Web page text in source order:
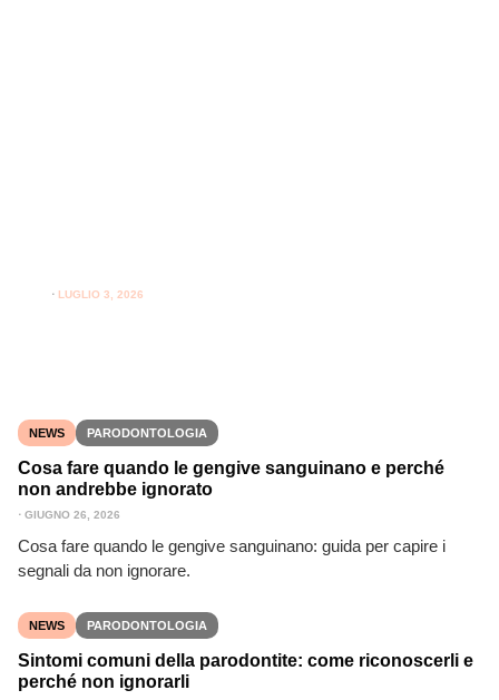
⋅ LUGLIO 3, 2026
NEWS PARODONTOLOGIA
Cosa fare quando le gengive sanguinano e perché
non andrebbe ignorato
⋅ GIUGNO 26, 2026
Cosa fare quando le gengive sanguinano: guida per capire i
segnali da non ignorare.
NEWS PARODONTOLOGIA
Sintomi comuni della parodontite: come riconoscerli e
perché non ignorarli